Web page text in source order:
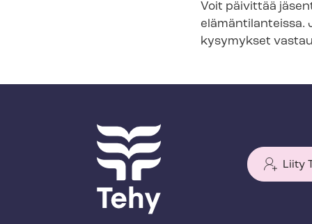
m
Voit päivittää
elämäntilanteissa.
kysymykset
Liity